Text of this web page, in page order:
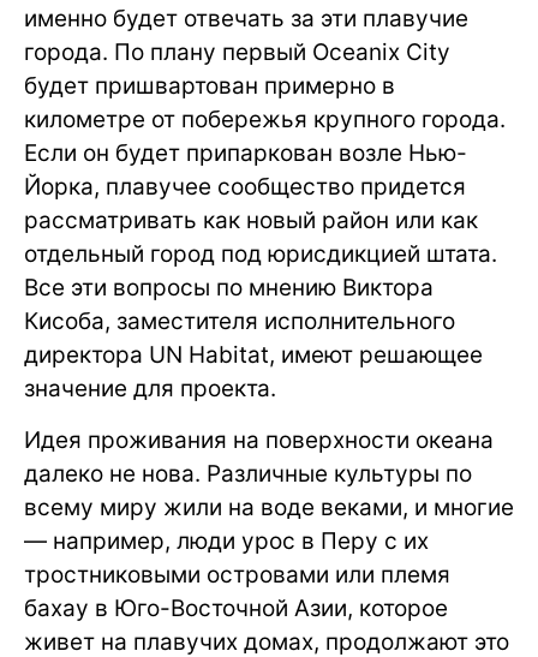
именно будет отвечать за эти плавучие
города. По плану первый Oceanix City
будет пришвартован примерно в
километре от побережья крупного города.
Если он будет припаркован возле Нью-
Йорка, плавучее сообщество придется
рассматривать как новый район или как
отдельный город под юрисдикцией штата.
Все эти вопросы по мнению Виктора
Кисоба, заместителя исполнительного
директора UN Habitat, имеют решающее
значение для проекта.
Идея проживания на поверхности океана
далеко не нова. Различные культуры по
всему миру жили на воде веками, и многие
— например, люди урос в Перу с их
тростниковыми островами или племя
бахау в Юго-Восточной Азии, которое
живет на плавучих домах, продолжают это